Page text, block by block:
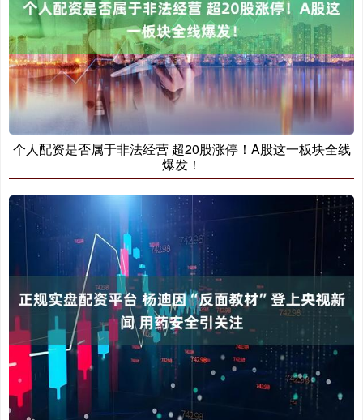
个人配资是否属于非法经营 超20股涨停！A股这一板块全线
爆发！